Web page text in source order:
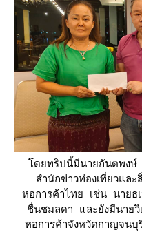
ดยทริปนี้มีนายกันตพงษ์
สำนักข่าวท่องเที่ยวแล
หอการค้าไทย เช่น นาย
ชื่นชมลดา และยังมีนายวิ
หอการค้าจังหวัดกาญ